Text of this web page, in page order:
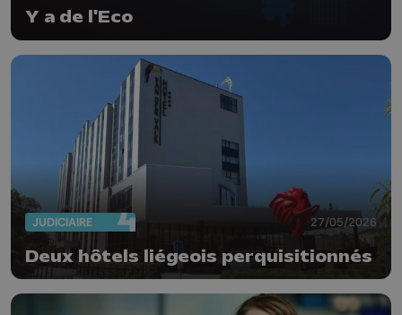
Y a de l'Eco
JUDICIAIRE 27/05/2026
Deux hôtels liégeois perquisitionnés